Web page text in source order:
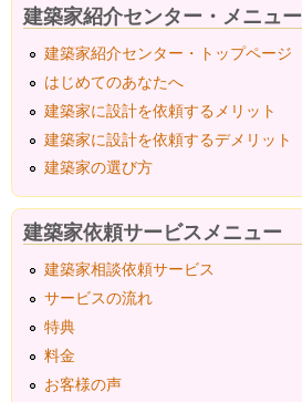
建築家紹介センター・メニュー
建築家紹介センター・トップページ
はじめてのあなたへ
建築家に設計を依頼するメリット
建築家に設計を依頼するデメリット
建築家の選び方
建築家依頼サービスメニュー
建築家相談依頼サービス
サービスの流れ
特典
料金
お客様の声